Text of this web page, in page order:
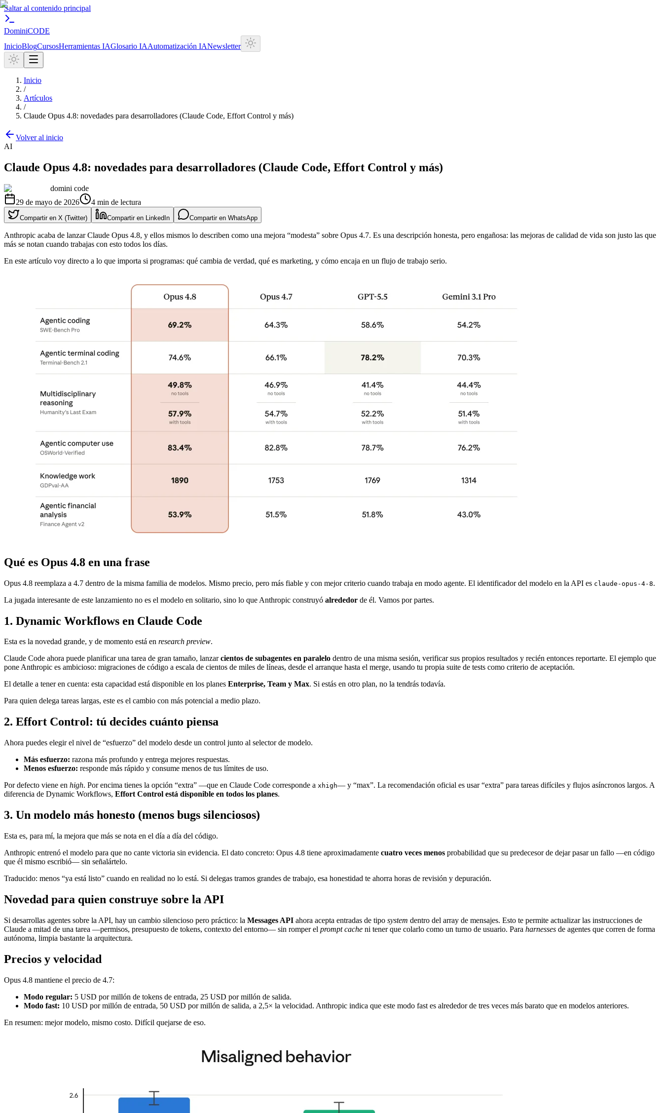
Saltar al contenido principal
DominiCODE
InicioBlogCursosHerramientas IAGlosario IAAutomatización IANewsletter
Inicio
/
Artículos
/
Claude Opus 4.8: novedades para desarrolladores (Claude Code, Effort Control y más)
Volver al inicio
AI
Claude Opus 4.8: novedades para desarrolladores (Claude Code, Effort Control y más)
domini code
29 de mayo de 2026
4 min de lectura
Compartir en X (Twitter) Compartir en LinkedIn Compartir en WhatsApp
Anthropic acaba de lanzar Claude Opus 4.8, y ellos mismos lo describen como una mejora “modesta” sobre Opus 4.7. Es una descripción honesta, pero engañosa: las mejoras de calidad de vida son justo las que
más se notan cuando trabajas con esto todos los días.
En este artículo voy directo a lo que importa si programas: qué cambia de verdad, qué es marketing, y cómo encaja en un flujo de trabajo serio.
Qué es Opus 4.8 en una frase
Opus 4.8 reemplaza a 4.7 dentro de la misma familia de modelos. Mismo precio, pero más fiable y con mejor criterio cuando trabaja en modo agente. El identificador del modelo en la API es claude-opus-4-8.
La jugada interesante de este lanzamiento no es el modelo en solitario, sino lo que Anthropic construyó alrededor de él. Vamos por partes.
1. Dynamic Workflows en Claude Code
Esta es la novedad grande, y de momento está en research preview.
Claude Code ahora puede planificar una tarea de gran tamaño, lanzarcientos de subagentes en paralelo dentro de una misma sesión, verificar sus propios resultados y recién entonces reportarte. El ejemplo que
pone Anthropic es ambicioso: migraciones de código a escala de cientos de miles de líneas, desde el arranque hasta el merge, usando tu propia suite de tests como criterio de aceptación.
El detalle a tener en cuenta: esta capacidad está disponible en los planes Enterprise, Team y Max. Si estás en otro plan, no la tendrás todavía.
Para quien delega tareas largas, este es el cambio con más potencial a medio plazo.
2. Effort Control: tú decides cuánto piensa
Ahora puedes elegir el nivel de “esfuerzo” del modelo desde un control junto al selector de modelo.
Más esfuerzo: razona más profundo y entrega mejores respuestas.
Menos esfuerzo: responde más rápido y consume menos de tus límites de uso.
Por defecto viene en high. Por encima tienes la opción “extra” —que en Claude Code corresponde a xhigh— y “max”. La recomendación oficial es usar “extra” para tareas difíciles y flujos asíncronos largos. A
diferencia de Dynamic Workflows, Effort Control está disponible en todos los planes.
3. Un modelo más honesto (menos bugs silenciosos)
Esta es, para mí, la mejora que más se nota en el día a día del código.
Anthropic entrenó el modelo para que no cante victoria sin evidencia. El dato concreto: Opus 4.8 tiene aproximadamente cuatro veces menos probabilidad que su predecesor de dejar pasar un fallo —en código
que él mismo escribió— sin señalártelo.
Traducido: menos “ya está listo” cuando en realidad no lo está. Si delegas tramos grandes de trabajo, esa honestidad te ahorra horas de revisión y depuración.
Novedad para quien construye sobre la API
Si desarrollas agentes sobre la API, hay un cambio silencioso pero práctico: la Messages API ahora acepta entradas de tipo system dentro del array de mensajes. Esto te permite actualizar las instrucciones de
Claude a mitad de una tarea —permisos, presupuesto de tokens, contexto del entorno— sin romper el prompt cache ni tener que colarlo como un turno de usuario. Para harnesses de agentes que corren de forma
autónoma, limpia bastante la arquitectura.
Precios y velocidad
Opus 4.8 mantiene el precio de 4.7:
Modo regular: 5 USD por millón de tokens de entrada, 25 USD por millón de salida.
Modo fast: 10 USD por millón de entrada, 50 USD por millón de salida, a 2,5× la velocidad. Anthropic indica que este modo fast es alrededor de tres veces más barato que en modelos anteriores.
En resumen: mejor modelo, mismo costo. Difícil quejarse de eso.